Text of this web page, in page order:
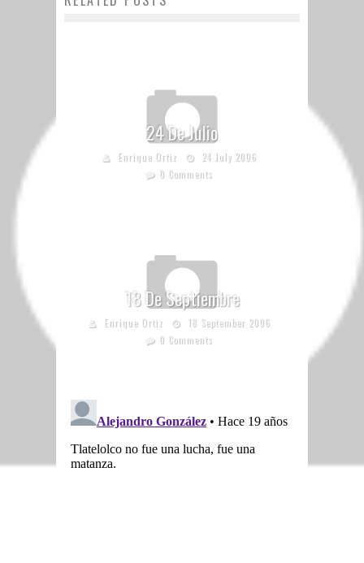
24 De Julio
Enrique Ortiz
24 July 2006
0 Comments
18 De Septiembre
Enrique Ortiz
18 September 2006
0 Comments